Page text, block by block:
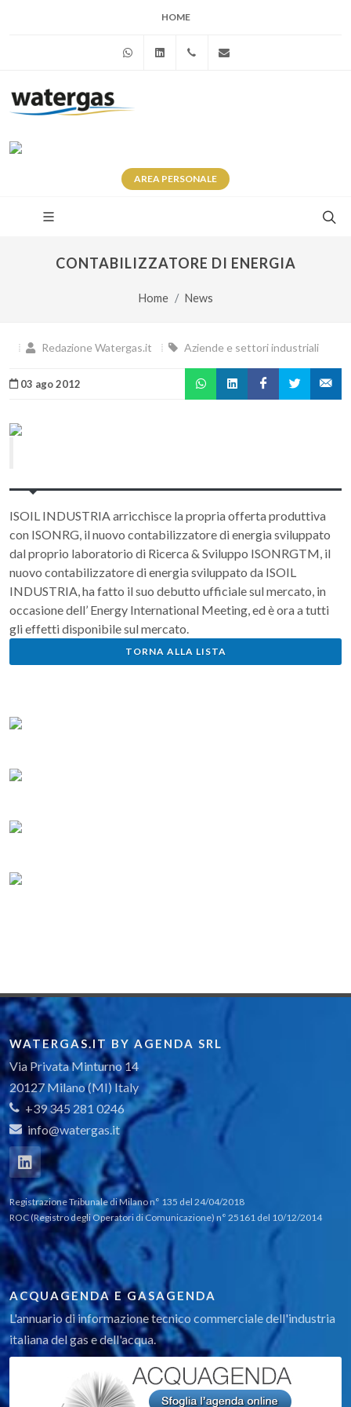
HOME
WhatsAppLinkedin+39 345 281 0246
AREA PERSONALE
CONTABILIZZATORE DI ENERGIA
Home News
Redazione Watergas.it Aziende e settori industriali
03 ago 2012
ISOIL INDUSTRIA arricchisce la propria offerta produttiva
con ISONRG, il nuovo contabilizzatore di energia sviluppato
dal proprio laboratorio di Ricerca & Sviluppo ISONRGTM, il
nuovo contabilizzatore di energia sviluppato da ISOIL
INDUSTRIA, ha fatto il suo debutto ufficiale sul mercato, in
occasione dell’ Energy International Meeting, ed è ora a tutti
gli effetti disponibile sul mercato.
TORNA ALLA LISTA
WATERGAS.IT BY AGENDA SRL
Via Privata Minturno 14
20127 Milano (MI) Italy
+39 345 281 0246
info@watergas.it
Registrazione Tribunale di Milano n° 135 del 24/04/2018
ROC (Registro degli Operatori di Comunicazione) n° 25161 del 10/12/2014
ACQUAGENDA E GASAGENDA
L'annuario di informazione tecnico commerciale dell'industria
italiana del gas e dell'acqua.